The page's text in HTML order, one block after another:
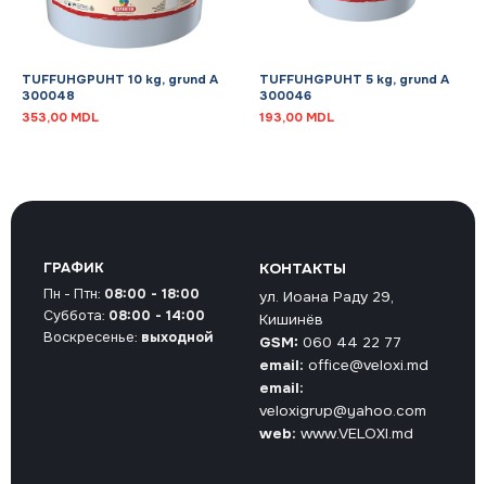
TUFFUHGPUHT 10 kg, grund A
300048
353,00 MDL
TUFFUHGPUHT 5 kg, grund A
300046
193,00 MDL
КОНТАКТЫ
ул. Иоана Раду 29,
Кишинёв
GSM: 060 44 22 77
email: office@veloxi.md
email:
veloxigrup@yahoo.com
web: www.VELOXI.md
ГРАФИК
Пн - Птн: 08:00 - 18:00
Суббота: 08:00 - 14:00
Воскресенье: выходной